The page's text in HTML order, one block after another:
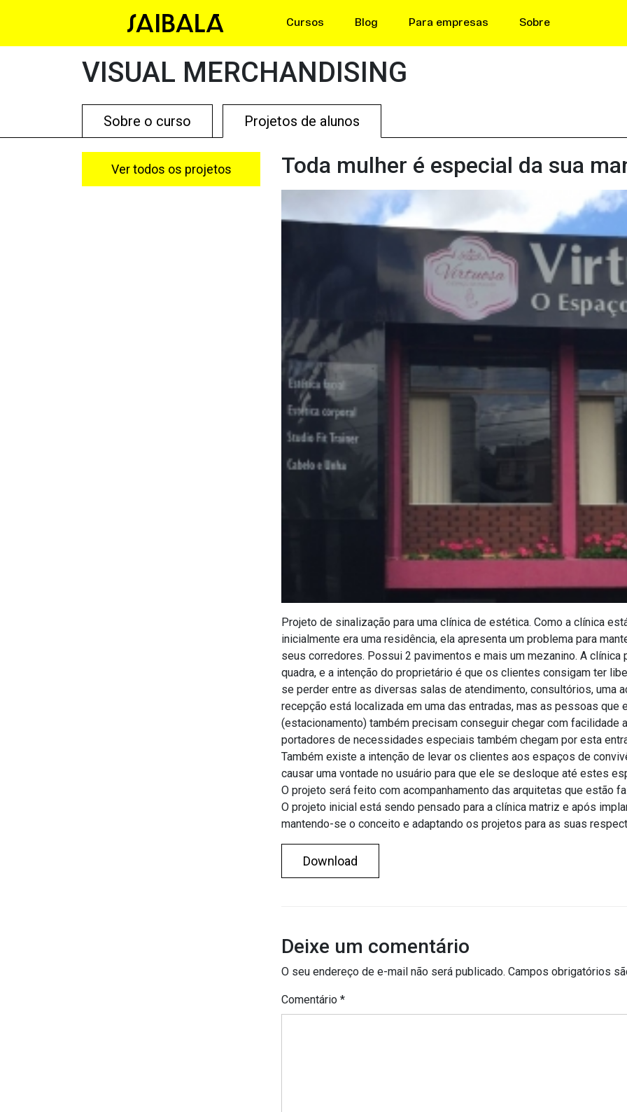
Cursos Blog Para empresas Sobre
VISUAL MERCHANDISING
Sobre o curso Projetos de alunos
Ver todos os projetos Toda mulher é especial da sua
Projeto de sinalização para uma clínica de estética. Como a clínica
inicialmente era uma residência, ela apresenta um problema para
seus corredores. Possui 2 pavimentos e mais um mezanino. A clínica
quadra, e a intenção do proprietário é que os clientes consigam ter
se perder entre as diversas salas de atendimento, consultórios, uma
recepção está localizada em uma das entradas, mas as pessoas que
(estacionamento) também precisam conseguir chegar com facilidade
portadores de necessidades especiais também chegam por esta
Também existe a intenção de levar os clientes aos espaços de
causar uma vontade no usuário para que ele se desloque até estes
O projeto será feito com acompanhamento das arquitetas que estão
O projeto inicial está sendo pensado para a clínica matriz e após
mantendo-se o conceito e adaptando os projetos para as suas
Download
Deixe um comentário
O seu endereço de e-mail não será publicado. Campos obrigatórios
Comentário *